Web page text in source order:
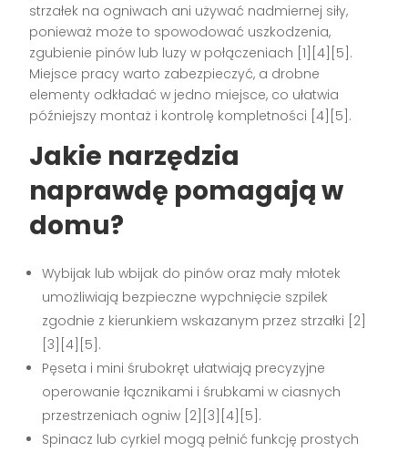
strzałek na ogniwach ani używać nadmiernej siły,
ponieważ może to spowodować uszkodzenia,
zgubienie pinów lub luzy w połączeniach [1][4][5].
Miejsce pracy warto zabezpieczyć, a drobne
elementy odkładać w jedno miejsce, co ułatwia
późniejszy montaż i kontrolę kompletności [4][5].
Jakie narzędzia
naprawdę pomagają w
domu?
Wybijak lub wbijak do pinów oraz mały młotek
umożliwiają bezpieczne wypchnięcie szpilek
zgodnie z kierunkiem wskazanym przez strzałki [2]
[3][4][5].
Pęseta i mini śrubokręt ułatwiają precyzyjne
operowanie łącznikami i śrubkami w ciasnych
przestrzeniach ogniw [2][3][4][5].
Spinacz lub cyrkiel mogą pełnić funkcję prostych